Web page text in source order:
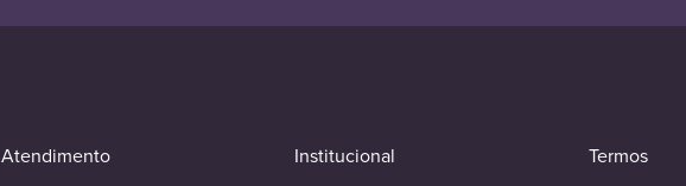
Atendimento
Institucional
Termos